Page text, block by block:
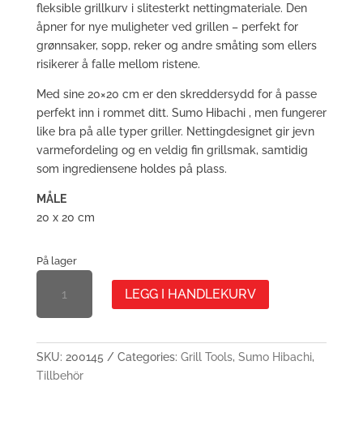
fleksible grillkurv i slitesterkt nettingmateriale. Den
åpner for nye muligheter ved grillen – perfekt for
grønnsaker, sopp, reker og andre småting som ellers
risikerer å falle mellom ristene.
Med sine 20×20 cm er den skreddersydd for å passe
perfekt inn i rommet ditt. Sumo Hibachi , men fungerer
like bra på alle typer griller. Nettingdesignet gir jevn
varmefordeling og en veldig fin grillsmak, samtidig
som ingrediensene holdes på plass.
MÅLE
20 x 20 cm
På lager
GRILLKURV
LEGG I HANDLEKURV
SKU: 200145 Categories: Grill Tools, Sumo Hibachi,
Tillbehör